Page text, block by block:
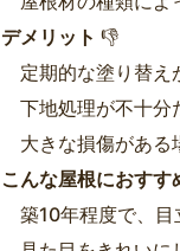
デメリット 👎
定期的な塗り替え
下地処理が不十分
大きな損傷がある
こんな屋根におすす
築10年程度で、